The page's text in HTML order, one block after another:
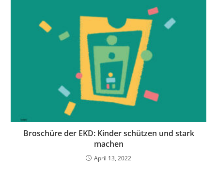
Broschüre der EKD: Kinder schützen und stark
machen
April 13, 2022